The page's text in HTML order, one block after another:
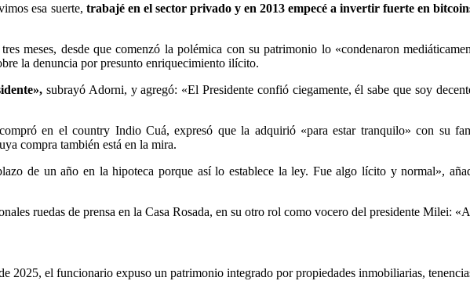
esa suerte, trabajé en el sector privado y en 2013 empecé a invertir fuerte en
meses, desde que comenzó la polémica con su patrimonio lo «condenaron
la denuncia por presunto enriquecimiento ilícito.
subrayó Adorni, y agregó: «El Presidente confió ciegamente, él sabe que soy
en el country Indio Cuá, expresó que la adquirió «para estar tranquilo» con su
compra también está en la mira.
de un año en la hipoteca porque así lo establece la ley. Fue algo lícito y normal»,
ruedas de prensa en la Casa Rosada, en su otro rol como vocero del presidente Milei:
2025, el funcionario expuso un patrimonio integrado por propiedades inmobiliarias,